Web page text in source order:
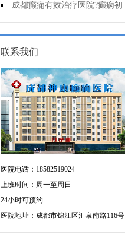
治疗癫痫病好吗?
成都癫痫有效治疗医院?癫痫初
期怎么治疗?
联系我们
医院电话：18582519024
上班时间：周一至周日
24小时可预约
医院地址：成都市锦江区汇泉南路116号